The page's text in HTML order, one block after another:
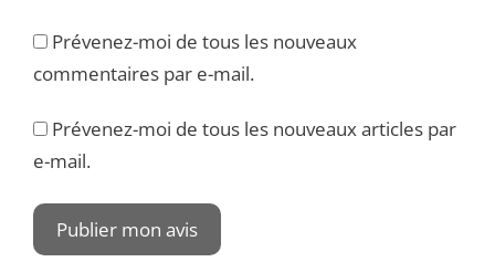
Prévenez-moi de tous les nouveaux
commentaires par e-mail.
Prévenez-moi de tous les nouveaux articles par
e-mail.